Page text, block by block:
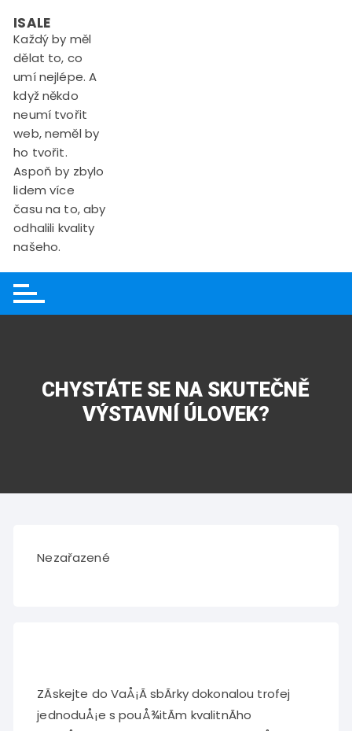
content
ISALE
Každý by měl
dělat to, co
umí nejlépe. A
když někdo
neumí tvořit
web, neměl by
ho tvořit.
Aspoň by zbylo
lidem více
času na to, aby
odhalili kvality
našeho.
CHYSTÁTE SE NA SKUTEČNĚ
VÝSTAVNÍ ÚLOVEK?
Nezařazené
ZÃ­skejte do VaÅ¡Ã­ sbÃ­rky dokonalou trofej
jednoduÅ¡e s pouÅ¾itÃ­m kvalitnÃ­ho